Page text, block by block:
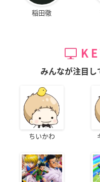
稲田徹
みんなが注目し
ちいかわ